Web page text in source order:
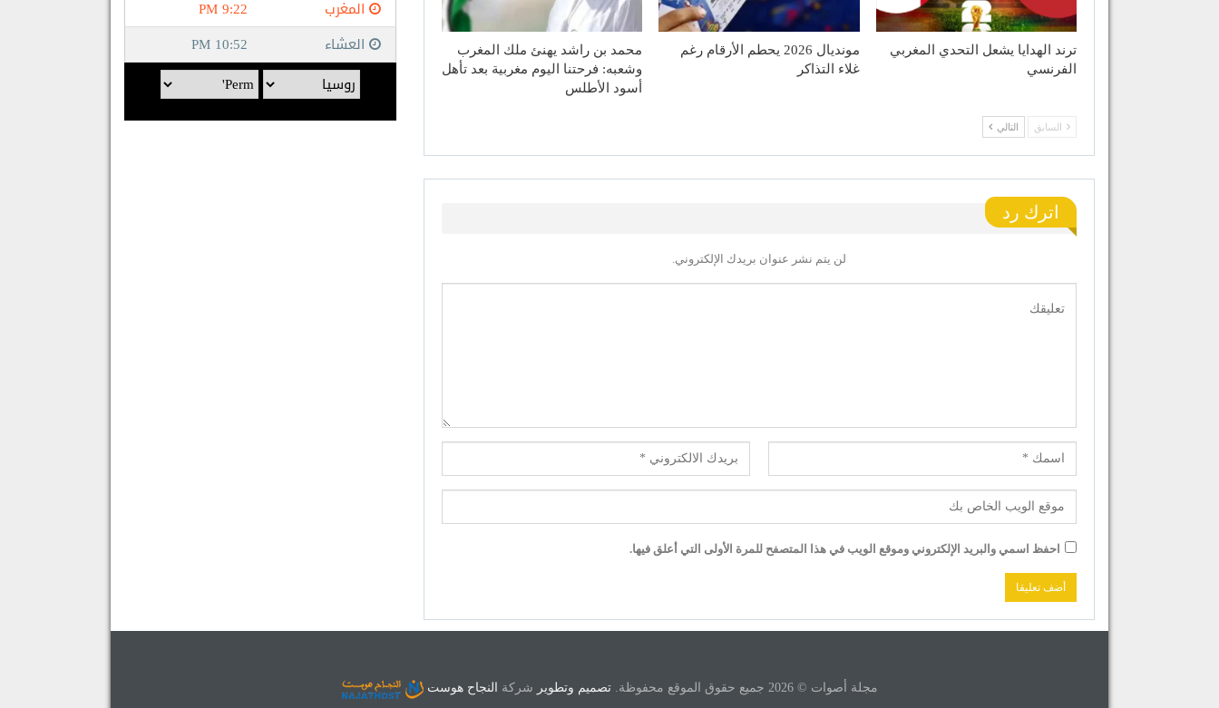
ترند الهدايا يشعل التحدي المغربي
الفرنسي
مونديال 2026 يحطم الأرقام رغم
غلاء التذاكر
محمد بن راشد يهنئ ملك المغرب
وشعبه: فرحتنا اليوم مغربية بعد تأهل
أسود الأطلس
السابق التالي
اترك رد
لن يتم نشر عنوان بريدك الإلكتروني.
احفظ اسمي والبريد الإلكتروني وموقع الويب في هذا المتصفح للمرة الأولى التي أعلق فيها.
مجلة أصوات © 2026 جميع حقوق الموقع محفوظة. تصميم وتطوير شركة النجاح هوست